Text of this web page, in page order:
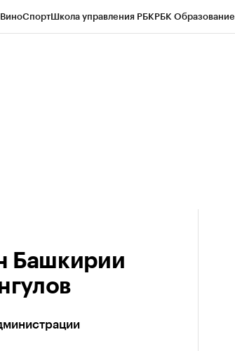
СпортШкола управления РБКРБК Образование
Башкирии